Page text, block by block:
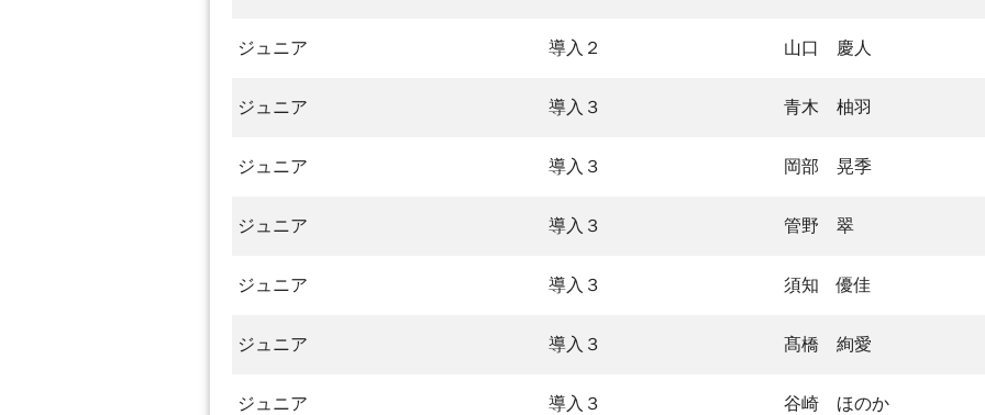
ジュニア 導入２ 山口 慶人
ジュニア 導入３ 青木 柚羽
ジュニア 導入３ 岡部 晃季
ジュニア 導入３ 管野 翠
ジュニア 導入３ 須知 優佳
ジュニア 導入３ 髙橋 絢愛
ジュニア 導入３ 谷崎 ほのか